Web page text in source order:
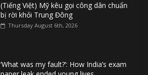
(Tiếng Việt) Mỹ kêu gọi công dân chuẩn
bị rời khỏi Trung Đông
Thursday August 6th, 2026
‘What was my fault?’: How India’s exam